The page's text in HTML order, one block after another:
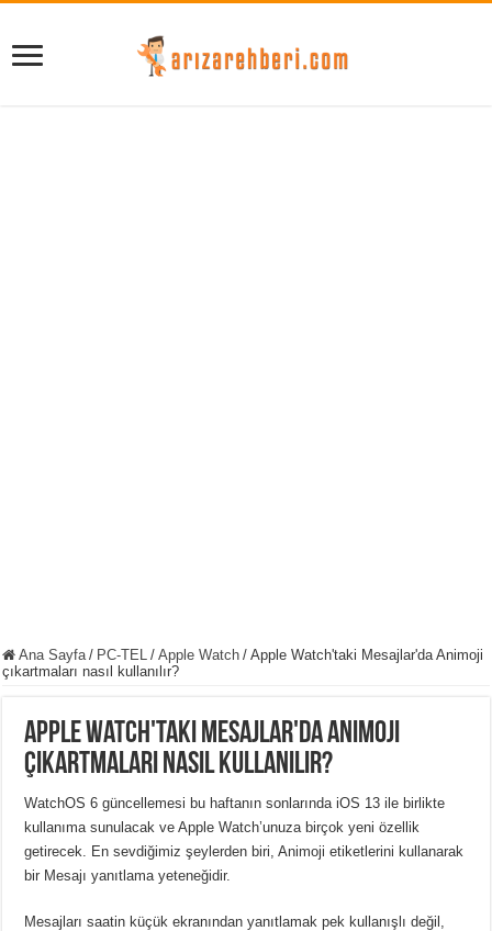
Ana Sayfa / PC-TEL / Apple Watch / Apple Watch'taki Mesajlar'da Animoji
çıkartmaları nasıl kullanılır?
Apple Watch'taki Mesajlar'da Animoji
çıkartmaları nasıl kullanılır?
WatchOS 6 güncellemesi bu haftanın sonlarında iOS 13 ile birlikte
kullanıma sunulacak ve Apple Watch’unuza birçok yeni özellik
getirecek. En sevdiğimiz şeylerden biri, Animoji etiketlerini kullanarak
bir Mesajı yanıtlama yeteneğidir.
Mesajları saatin küçük ekranından yanıtlamak pek kullanışlı değil,